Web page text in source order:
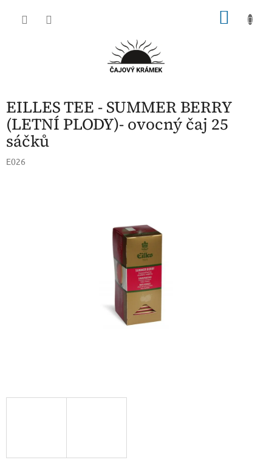
EILLES TEE - SUMMER BERRY
(LETNÍ PLODY)- ovocný čaj 25
sáčků
E026